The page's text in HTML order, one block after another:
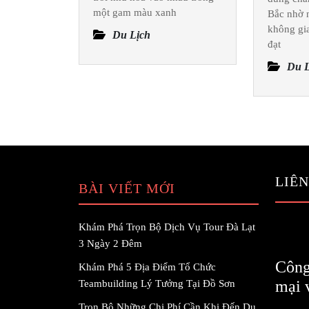
một gam màu xanh
Du Lịch
Bắc nhờ
không
đạt
Du
BÀI VIẾT MỚI
Khám Phá Trọn Bộ Dịch Vụ Tour Đà Lạt
3 Ngày 2 Đêm
Khám Phá 5 Địa Điểm Tổ Chức
Teambuilding Lý Tưởng Tại Đồ Sơn
Trọn Bộ Những Chi Phí Cần Khi Đến Du
mại